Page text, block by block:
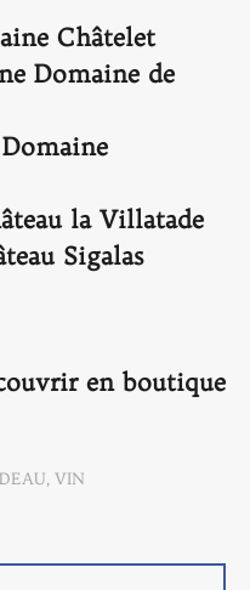
Châtelet
Domaine de
la Villatade
Sigalas
en boutique
VIN